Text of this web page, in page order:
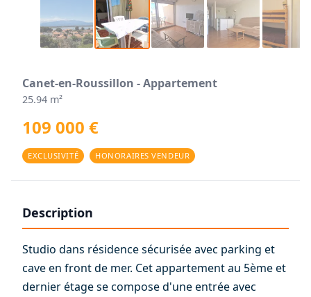
Canet-en-Roussillon - Appartement
25.94 m²
109 000 €
EXCLUSIVITÉ HONORAIRES VENDEUR
Description
Studio dans résidence sécurisée avec parking et
cave en front de mer. Cet appartement au 5ème et
dernier étage se compose d'une entrée avec